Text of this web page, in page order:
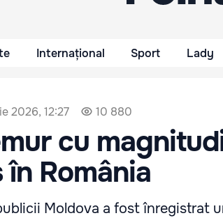
Internațional Sport Lady
2026, 12:27 10 880
cu
România
Moldova a fost înregistrat